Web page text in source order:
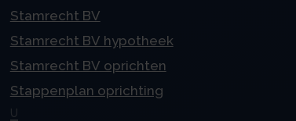
Stamrecht BV
Stamrecht BV hypotheek
Stamrecht BV oprichten
Stappenplan oprichting
U